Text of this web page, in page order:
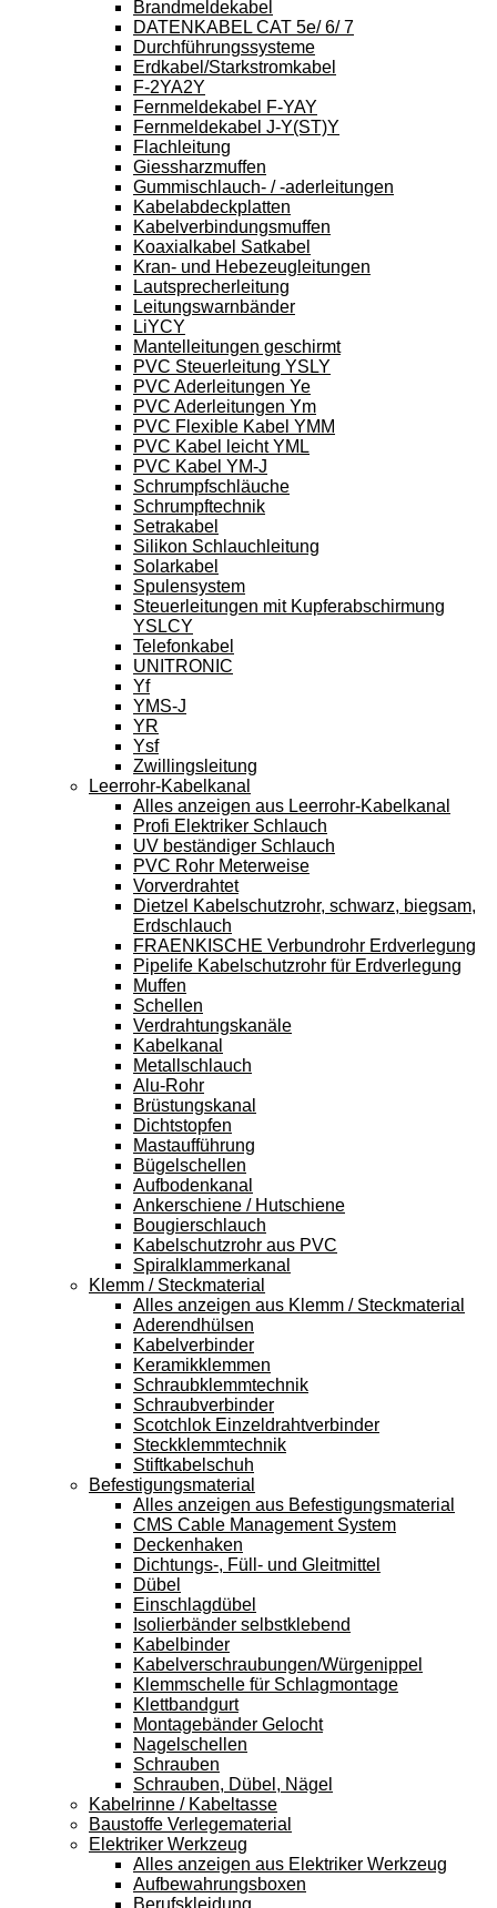
Brandmeldekabel
DATENKABEL CAT 5e/ 6/ 7
Durchführungssysteme
Erdkabel/Starkstromkabel
F-2YA2Y
Fernmeldekabel F-YAY
Fernmeldekabel J-Y(ST)Y
Flachleitung
Giessharzmuffen
Gummischlauch- / -aderleitungen
Kabelabdeckplatten
Kabelverbindungsmuffen
Koaxialkabel Satkabel
Kran- und Hebezeugleitungen
Lautsprecherleitung
Leitungswarnbänder
LiYCY
Mantelleitungen geschirmt
PVC Steuerleitung YSLY
PVC Aderleitungen Ye
PVC Aderleitungen Ym
PVC Flexible Kabel YMM
PVC Kabel leicht YML
PVC Kabel YM-J
Schrumpfschläuche
Schrumpftechnik
Setrakabel
Silikon Schlauchleitung
Solarkabel
Spulensystem
Steuerleitungen mit Kupferabschirmung
YSLCY
Telefonkabel
UNITRONIC
Yf
YMS-J
YR
Ysf
Zwillingsleitung
Leerrohr-Kabelkanal
Alles anzeigen aus Leerrohr-Kabelkanal
Profi Elektriker Schlauch
UV beständiger Schlauch
PVC Rohr Meterweise
Vorverdrahtet
Dietzel Kabelschutzrohr, schwarz, biegsam,
Erdschlauch
FRAENKISCHE Verbundrohr Erdverlegung
Pipelife Kabelschutzrohr für Erdverlegung
Muffen
Schellen
Verdrahtungskanäle
Kabelkanal
Metallschlauch
Alu-Rohr
Brüstungskanal
Dichtstopfen
Mastaufführung
Bügelschellen
Aufbodenkanal
Ankerschiene / Hutschiene
Bougierschlauch
Kabelschutzrohr aus PVC
Spiralklammerkanal
Klemm / Steckmaterial
Alles anzeigen aus Klemm / Steckmaterial
Aderendhülsen
Kabelverbinder
Keramikklemmen
Schraubklemmtechnik
Schraubverbinder
Scotchlok Einzeldrahtverbinder
Steckklemmtechnik
Stiftkabelschuh
Befestigungsmaterial
Alles anzeigen aus Befestigungsmaterial
CMS Cable Management System
Deckenhaken
Dichtungs-, Füll- und Gleitmittel
Dübel
Einschlagdübel
Isolierbänder selbstklebend
Kabelbinder
Kabelverschraubungen/Würgenippel
Klemmschelle für Schlagmontage
Klettbandgurt
Montagebänder Gelocht
Nagelschellen
Schrauben
Schrauben, Dübel, Nägel
Kabelrinne / Kabeltasse
Baustoffe Verlegematerial
Elektriker Werkzeug
Alles anzeigen aus Elektriker Werkzeug
Aufbewahrungsboxen
Berufskleidung